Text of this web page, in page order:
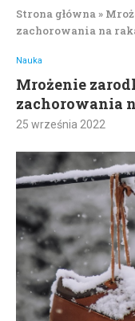
Strona główna »
zachorowania na
Nauka
Mrożenie
zachorowania
25 września 2022